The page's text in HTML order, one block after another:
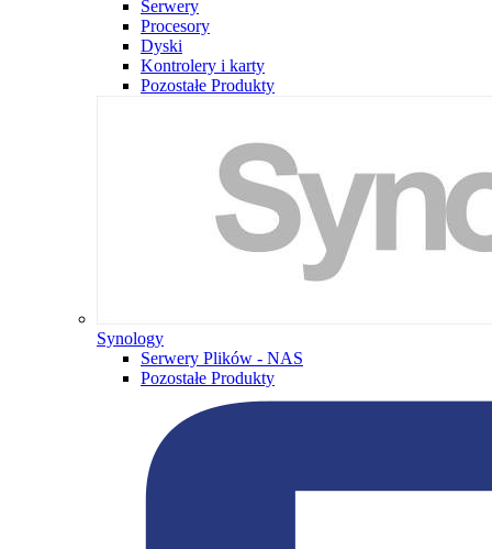
Serwery
Procesory
Dyski
Kontrolery i karty
Pozostałe Produkty
Synology
Serwery Plików - NAS
Pozostałe Produkty